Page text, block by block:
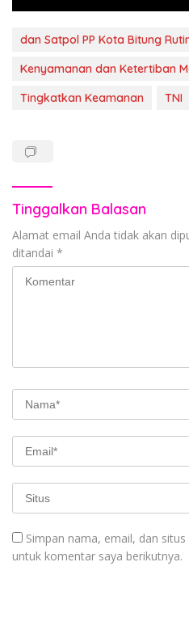
dan Satpol PP Kota Bitung
Kenyamanan dan Ketertiban
Tingkatkan Keamanan
TNI
Tinggalkan Balasan
Alamat email Anda tidak akan
ditandai *
Simpan nama, email, dan
untuk komentar saya berikutnya.